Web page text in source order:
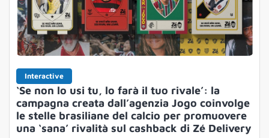
Interactive
‘Se non lo usi tu, lo farà il tuo rivale’: la
campagna creata dall’agenzia Jogo coinvolge
le stelle brasiliane del calcio per promuovere
una ‘sana’ rivalità sul cashback di Zé Delivery